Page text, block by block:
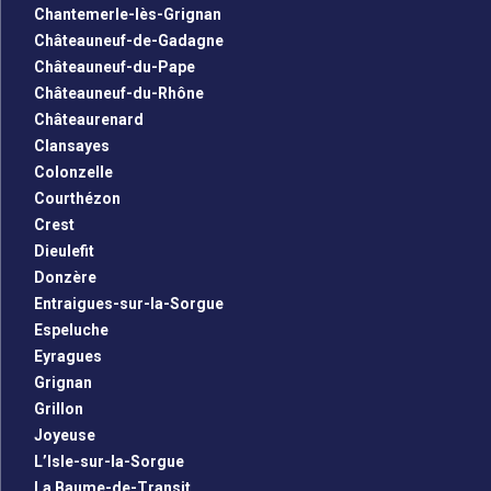
Chantemerle-lès-Grignan
Châteauneuf-de-Gadagne
Châteauneuf-du-Pape
Châteauneuf-du-Rhône
Châteaurenard
Clansayes
Colonzelle
Courthézon
Crest
Dieulefit
Donzère
Entraigues-sur-la-Sorgue
Espeluche
Eyragues
Grignan
Grillon
Joyeuse
L’Isle-sur-la-Sorgue
La Baume-de-Transit